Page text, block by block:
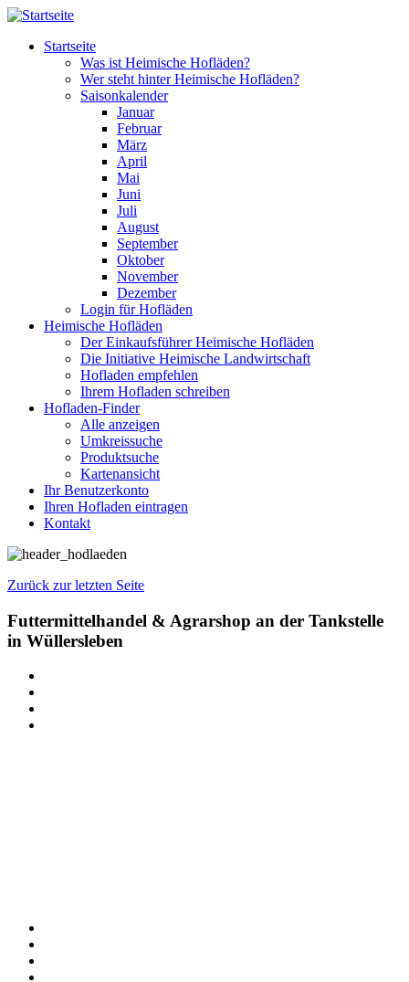
Direkt zum Inhalt
Startseite
Was ist Heimische Hofläden?
Wer steht hinter Heimische Hofläden?
Saisonkalender
Januar
Februar
März
April
Mai
Juni
Juli
August
September
Oktober
November
Dezember
Login für Hofläden
Heimische Hofläden
Der Einkaufsführer Heimische Hofläden
Die Initiative Heimische Landwirtschaft
Hofladen empfehlen
Ihrem Hofladen schreiben
Hofladen-Finder
Alle anzeigen
Umkreissuche
Produktsuche
Kartenansicht
Ihr Benutzerkonto
Ihren Hofladen eintragen
Kontakt
Zurück zur letzten Seite
Futtermittelhandel & Agrarshop an der Tankstelle
in Wüllersleben